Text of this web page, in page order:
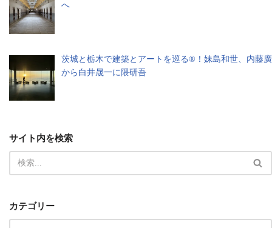
へ
茨城と栃木で建築とアートを巡る®︎！妹島和世、内藤廣
から白井晟一に隈研吾
サイト内を検索
カテゴリー